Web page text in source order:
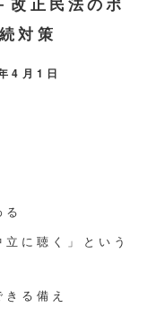
対策
4月1日
に聴く」という
る備え